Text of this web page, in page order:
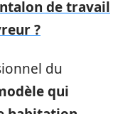
de travail
?
du
qui